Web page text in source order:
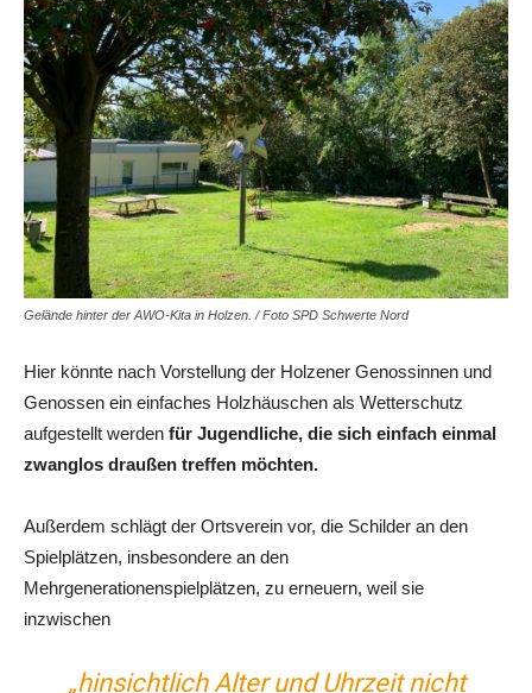
Gelände hinter der AWO-Kita in Holzen. / Foto SPD Schwerte Nord
Hier könnte nach Vorstellung der Holzener Genossinnen und
Genossen ein einfaches Holzhäuschen als Wetterschutz
aufgestellt werden für Jugendliche, die sich einfach einmal
zwanglos draußen treffen möchten.
Außerdem schlägt der Ortsverein vor, die Schilder an den
Spielplätzen, insbesondere an den
Mehrgenerationenspielplätzen, zu erneuern, weil sie
inzwischen
„hinsichtlich Alter und Uhrzeit nicht